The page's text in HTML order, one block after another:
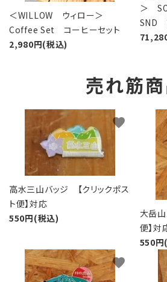
＜WILLOW ウィロー＞
Coffee Set コーヒーセット
2,980円(税込)
＞
SND
売れ筋
高水三山バッジ 【クリックポス
ト便】対応
550円(税込)
favorite
大岳山
便】対
550円
favorite